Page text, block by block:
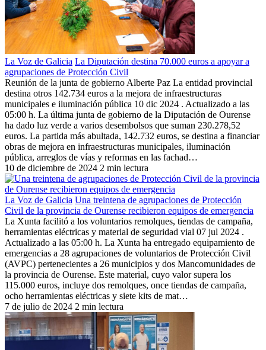
La Voz de Galicia La Diputación destina 70.000 euros a apoyar a
agrupaciones de Protección Civil
Reunión de la junta de gobierno Alberte Paz La entidad provincial
destina otros 142.734 euros a la mejora de infraestructuras
municipales e iluminación pública 10 dic 2024 . Actualizado a las
05:00 h. La última junta de gobierno de la Diputación de Ourense
ha dado luz verde a varios desembolsos que suman 230.278,52
euros. La partida más abultada, 142.732 euros, se destina a financiar
obras de mejora en infraestructuras municipales, iluminación
pública, arreglos de vías y reformas en las fachad…
10 de diciembre de 2024 2 min lectura
La Voz de Galicia Una treintena de agrupaciones de Protección
Civil de la provincia de Ourense recibieron equipos de emergencia
La Xunta facilitó a los voluntarios remolques, tiendas de campaña,
herramientas eléctricas y material de seguridad vial 07 jul 2024 .
Actualizado a las 05:00 h. La Xunta ha entregado equipamiento de
emergencias a 28 agrupaciones de voluntarios de Protección Civil
(AVPC) pertenecientes a 26 municipios y dos Mancomunidades de
la provincia de Ourense. Este material, cuyo valor supera los
115.000 euros, incluye dos remolques, once tiendas de campaña,
ocho herramientas eléctricas y siete kits de mat…
7 de julio de 2024 2 min lectura